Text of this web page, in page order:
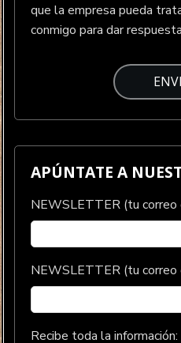
que la empresa pueda
conmigo para dar
APÚNTATE A
NEWSLETTER (tu correo
NEWSLETTER (tu correo
Recibe toda la información: